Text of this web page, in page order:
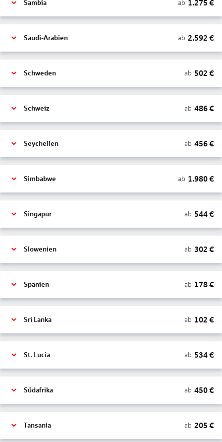
Sambia ab 1.275 €
Saudi-Arabien ab 2.592 €
Schweden ab 502 €
Schweiz ab 486€
Seychellen ab 456€
Simbabwe ab 1.980€
Singapur ab 544€
Slowenien ab 302 €
Spanien ab 178€
Sri Lanka ab 102 €
St. Lucia ab 534€
Südafrika ab 450€
Tansania ab 205 €